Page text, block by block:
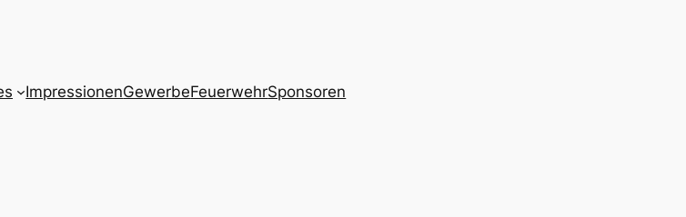
ImpressionenGewerbeFeuerwehrSponsoren